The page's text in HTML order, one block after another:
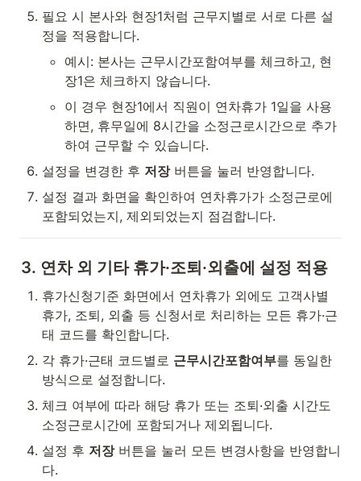
필요 시 본사와 현장1처럼 근무지별로 서로 다른 설
정을 적용합니다.
예시: 본사는 근무시간포함여부를 체크하고, 현
장1은 체크하지 않습니다.
이 경우 현장1에서 직원이 연차휴가 1일을 사용
하면, 휴무일에 8시간을 소정근로시간으로 추가
하여 근무할 수 있습니다.
설정을 변경한 후 저장 버튼을 눌러 반영합니다.
설정 결과 화면을 확인하여 연차휴가가 소정근로에
포함되었는지, 제외되었는지 점검합니다.
3. 연차 외 기타 휴가·조퇴·외출에 설정 적용
휴가신청기준 화면에서 연차휴가 외에도 고객사별
휴가, 조퇴, 외출 등 신청서로 처리하는 모든 휴가·근
태 코드를 확인합니다.
각 휴가·근태 코드별로 근무시간포함여부를 동일한
방식으로 설정합니다.
체크 여부에 따라 해당 휴가 또는 조퇴·외출 시간도
소정근로시간에 포함되거나 제외됩니다.
설정 후 저장 버튼을 눌러 모든 변경사항을 반영합니
다.